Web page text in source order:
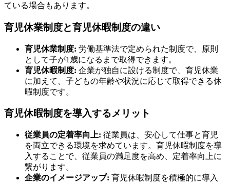
ている場合もあります。
育児休業制度と育児休暇制度の違い
育児休業制度: 労働基準法で定められた制度で、原則
として子が1歳になるまで取得できます。
育児休暇制度: 企業が独自に設ける制度で、育児休業
に加えて、子どもの年齢や状況に応じて取得できる休
暇制度です。
育児休暇制度を導入するメリット
従業員の定着率向上: 従業員は、安心して仕事と育児
を両立できる環境を求めています。育児休暇制度を導
入することで、従業員の満足度を高め、定着率向上に
繋がります。
企業のイメージアップ: 育児休暇制度を積極的に導入